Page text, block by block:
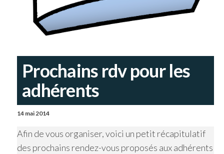
Prochains rdv pour les
adhérents
14 mai 2014
Afin de vous organiser, voici un petit récapitulatif
des prochains rendez-vous proposés aux adhérents